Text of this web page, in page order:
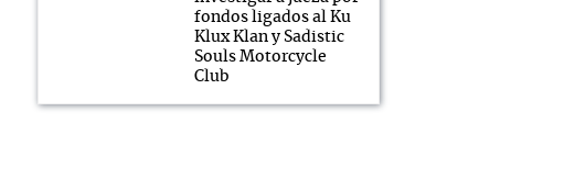
fondos ligados al Ku
Klux Klan y Sadistic
Souls Motorcycle
Club